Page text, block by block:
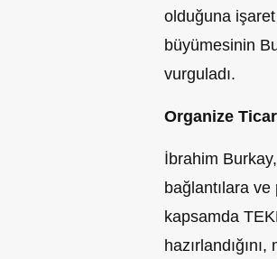
olduğuna
büyümesinin
vurguladı.
Organize
İbrahim
bağlantılara
kapsamda